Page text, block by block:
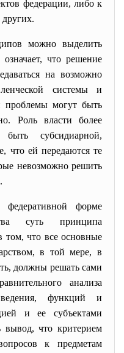
федерации, либо к
можно выделить
что решение
на возможно
системы и
проблемы могут быть
Роль власти более
субсидиарной,
что ей передаются те
невозможно решить
форме
суть принципа
том, что все основные
в той мере, в
должны решать сами
анализа
ведения, функций и
и ее субъектами
вывод, что критерием
к предметам